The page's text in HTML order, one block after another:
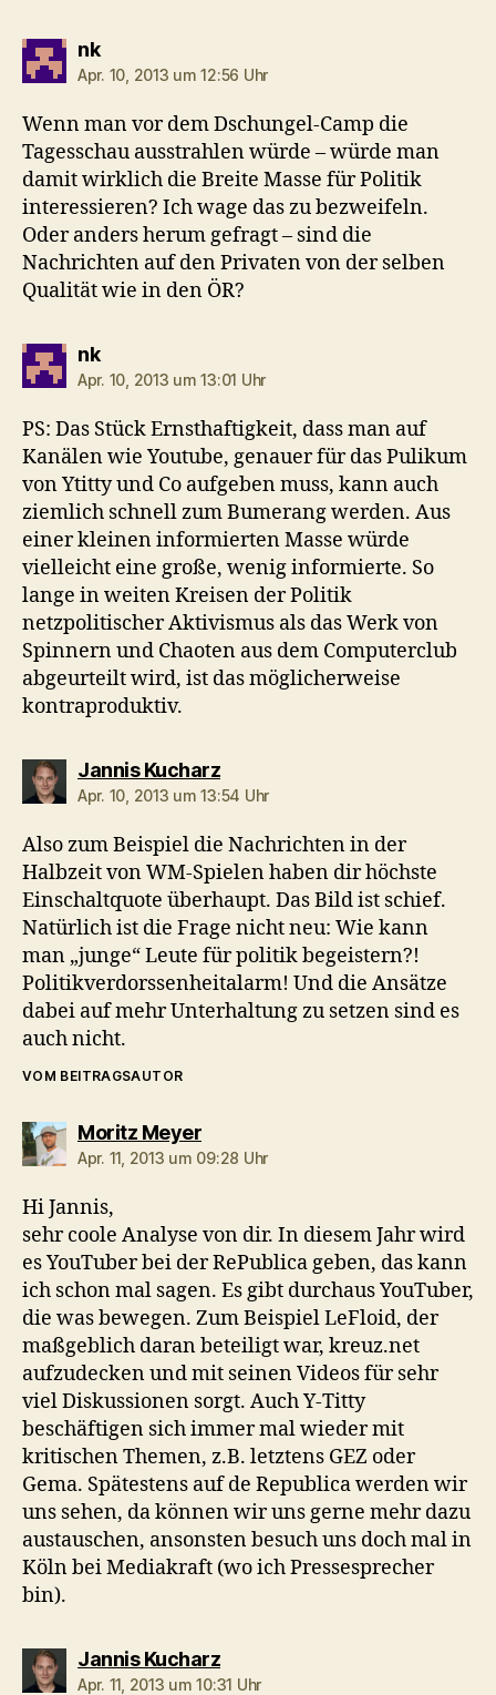
nksagt:
Apr. 10, 2013 um 12:56 Uhr
Wenn man vor dem Dschungel-Camp die
Tagesschau ausstrahlen würde – würde man
damit wirklich die Breite Masse für Politik
interessieren? Ich wage das zu bezweifeln.
Oder anders herum gefragt – sind die
Nachrichten auf den Privaten von der selben
Qualität wie in den ÖR?
nksagt:
Apr. 10, 2013 um 13:01 Uhr
PS: Das Stück Ernsthaftigkeit, dass man auf
Kanälen wie Youtube, genauer für das Pulikum
von Ytitty und Co aufgeben muss, kann auch
ziemlich schnell zum Bumerang werden. Aus
einer kleinen informierten Masse würde
vielleicht eine große, wenig informierte. So
lange in weiten Kreisen der Politik
netzpolitischer Aktivismus als das Werk von
Spinnern und Chaoten aus dem Computerclub
abgeurteilt wird, ist das möglicherweise
kontraproduktiv.
Jannis Kucharzsagt:
Apr. 10, 2013 um 13:54 Uhr
Also zum Beispiel die Nachrichten in der
Halbzeit von WM-Spielen haben dir höchste
Einschaltquote überhaupt. Das Bild ist schief.
Natürlich ist die Frage nicht neu: Wie kann
man „junge“ Leute für politik begeistern?!
Politikverdorssenheitalarm! Und die Ansätze
dabei auf mehr Unterhaltung zu setzen sind es
auch nicht.
VOM BEITRAGSAUTOR
Moritz Meyersagt:
Apr. 11, 2013 um 09:28 Uhr
Hi Jannis,
sehr coole Analyse von dir. In diesem Jahr wird
es YouTuber bei der RePublica geben, das kann
ich schon mal sagen. Es gibt durchaus YouTuber,
die was bewegen. Zum Beispiel LeFloid, der
maßgeblich daran beteiligt war, kreuz.net
aufzudecken und mit seinen Videos für sehr
viel Diskussionen sorgt. Auch Y-Titty
beschäftigen sich immer mal wieder mit
kritischen Themen, z.B. letztens GEZ oder
Gema. Spätestens auf de Republica werden wir
uns sehen, da können wir uns gerne mehr dazu
austauschen, ansonsten besuch uns doch mal in
Köln bei Mediakraft (wo ich Pressesprecher
bin).
Jannis Kucharzsagt:
Apr. 11, 2013 um 10:31 Uhr